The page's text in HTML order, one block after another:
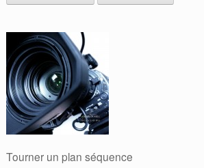
Tourner un plan séquence